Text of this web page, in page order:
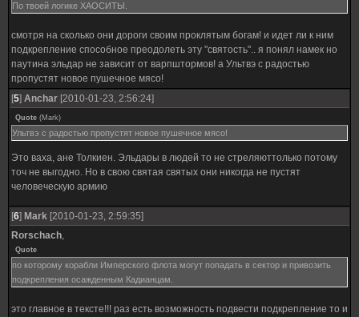
По твоей логике ХАОСИТЫ.
смотря на сколько они дороги своим проклятым богам! и идет ли к ним
подкрепление способное преодолеть эту "святость".. я понял намек но
паутина эльдар не зависит от варпштормов! а Ультвэ с радостью
пропустят новое пушечное мясо!
[5] Anchar [2010-01-23, 2:56:24]
Quote (Mark)
Ультвэ с радостью пропустят новое пушечное мясо!
Это ваха, ане Толкиен. Эльдары в людей то не стреляюттолько потому
точ не выгодно. Но в свою святая святых они никогда не пустят
человеческую армию
[6] Mark [2010-01-23, 2:59:35]
Rorschach,
Quote
по которому корабли Имперского флота могут попадать в сектор и привозить
подкрепления осажденным Кадианцам.
это главное в тексте!!! раз есть возможность подвести подкрепление то и